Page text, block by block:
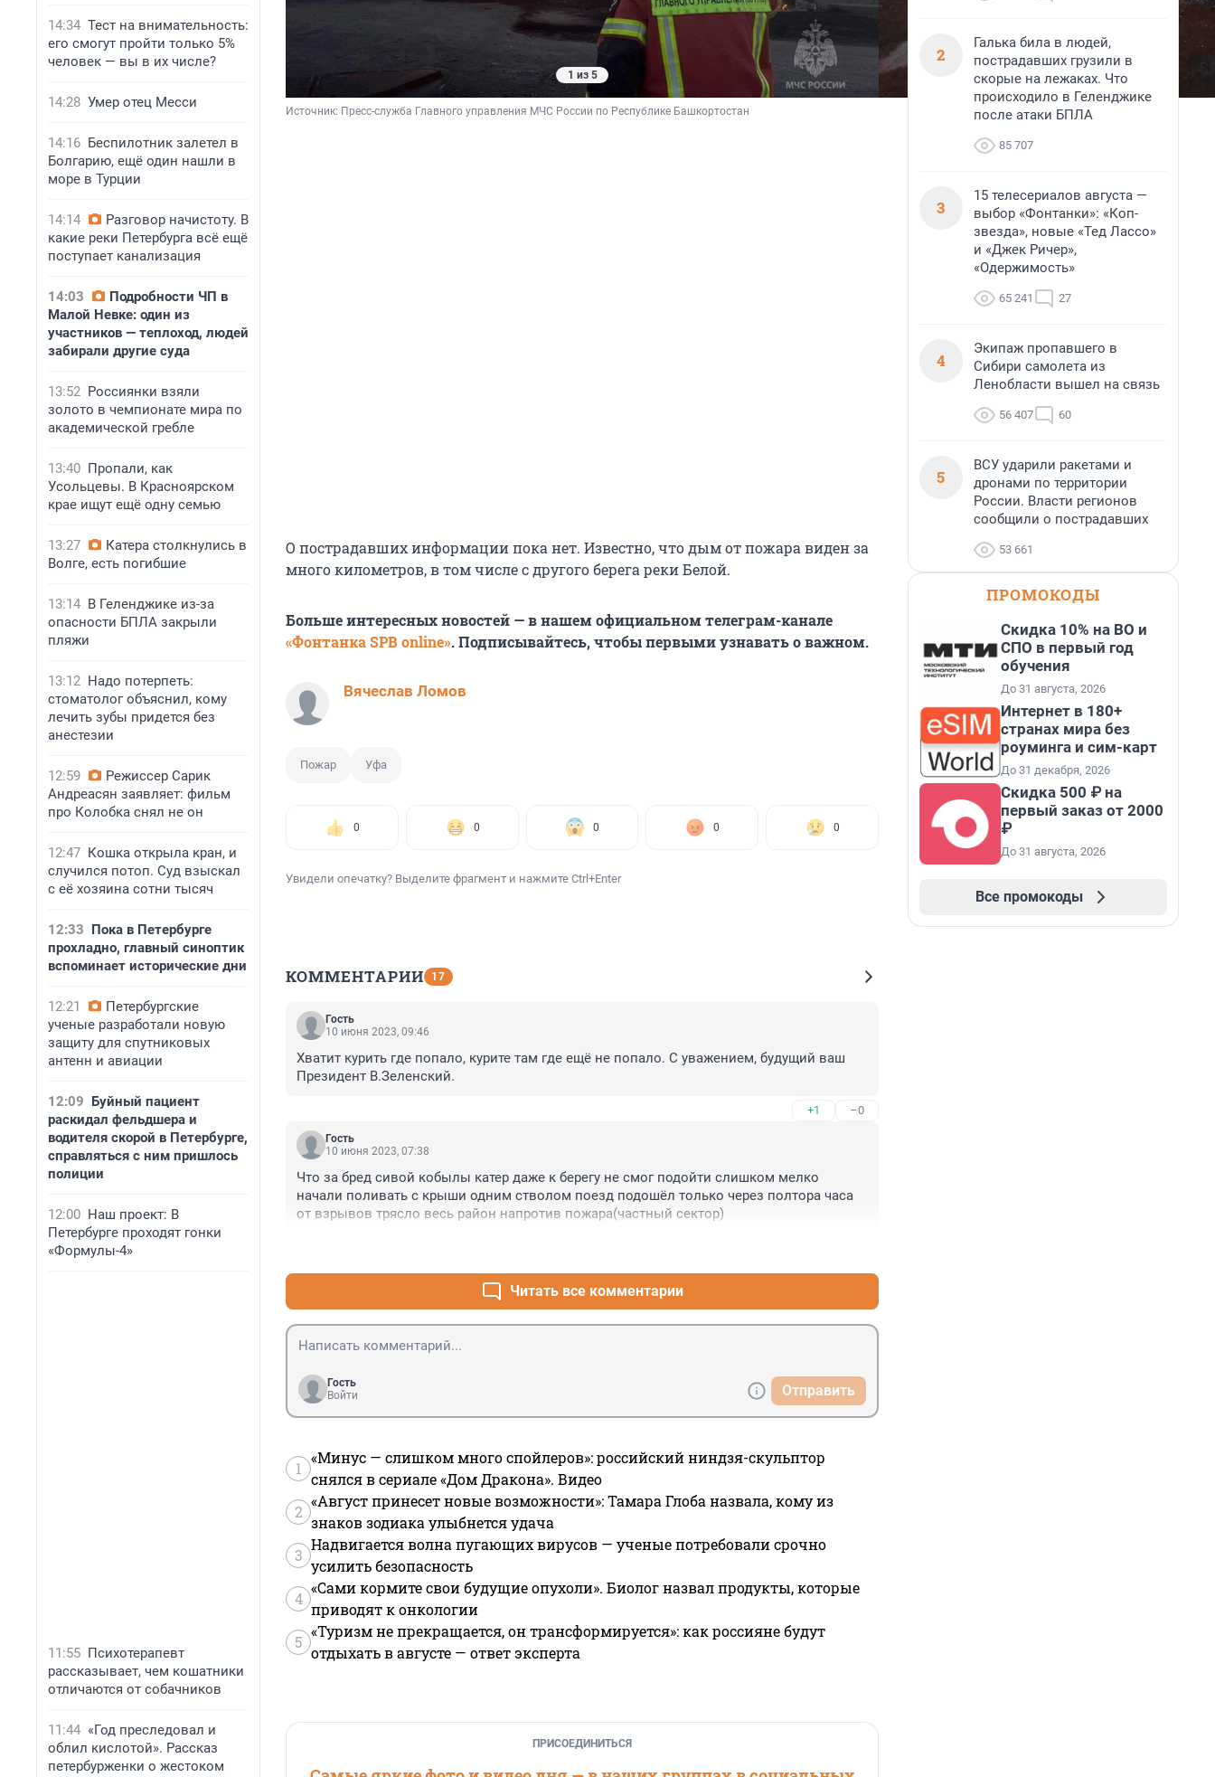
14:34 Тест на внимательность:
его смогут пройти только 5%
человек — вы в их числе?
14:28 Умер отец Месси
14:16 Беспилотник залетел в
Болгарию, ещё один нашли в
море в Турции
14:14
Разговор начистоту. В
какие реки Петербурга всё ещё
поступает канализация
14:03
Подробности ЧП в
Малой Невке: один из
участников — теплоход, людей
забирали другие суда
13:52 Россиянки взяли
золото в чемпионате мира по
академической гребле
13:40 Пропали, как
Усольцевы. В Красноярском
крае ищут ещё одну семью
13:27
Катера столкнулись в
Волге, есть погибшие
13:14 В Геленджике из-за
опасности БПЛА закрыли
пляжи
13:12 Надо потерпеть:
стоматолог объяснил, кому
лечить зубы придется без
анестезии
12:59
Режиссер Сарик
Андреасян заявляет: фильм
про Колобка снял не он
12:47 Кошка открыла кран, и
случился потоп. Суд взыскал
с её хозяина сотни тысяч
12:33 Пока в Петербурге
прохладно, главный синоптик
вспоминает исторические дни
12:21
Петербургские
ученые разработали новую
защиту для спутниковых
антенн и авиации
12:09 Буйный пациент
раскидал фельдшера и
водителя скорой в Петербурге,
справляться с ним пришлось
полиции
12:00 Наш проект: В
Петербурге проходят гонки
«Формулы-4»
11:55 Психотерапевт
рассказывает, чем кошатники
отличаются от собачников
11:44 «Год преследовал и
облил кислотой». Рассказ
петербурженки о жестоком
1 из 5
Источник: Пресс-служба Главного управления МЧС России по Республике Башкортостан
О пострадавших информации пока нет. Известно, что дым от пожара виден за
много километров, в том числе с другого берега реки Белой.
Больше интересных новостей — в нашем официальном телеграм-канале
«Фонтанка SPB online». Подписывайтесь, чтобы первыми узнавать о важном.
Вячеслав Ломов
Пожар Уфа
0 0 0 0 0
Увидели опечатку? Выделите фрагмент и нажмите Ctrl+Enter
КОММЕНТАРИИ 17
Гость
10 июня 2023, 09:46
Хватит курить где попало, курите там где ещё не попало. С уважением, будущий ваш
Президент В.Зеленский.
+1 –0
Гость
10 июня 2023, 07:38
Что за бред сивой кобылы катер даже к берегу не смог подойти слишком мелко
начали поливать с крыши одним стволом поезд подошёл только через полтора часа
от взрывов трясло весь район напротив пожара(частный сектор)
Читать все комментарии
Гость
Войти
Отправить
1
«Минус — слишком много спойлеров»: российский ниндзя-скульптор
снялся в сериале «Дом Дракона». Видео
2
«Август принесет новые возможности»: Тамара Глоба назвала, кому из
знаков зодиака улыбнется удача
3
Надвигается волна пугающих вирусов — ученые потребовали срочно
усилить безопасность
4
«Сами кормите свои будущие опухоли». Биолог назвал продукты, которые
приводят к онкологии
5
«Туризм не прекращается, он трансформируется»: как россияне будут
отдыхать в августе — ответ эксперта
ПРИСОЕДИНИТЬСЯ
2
Галька била в людей,
пострадавших грузили в
скорые на лежаках. Что
происходило в Геленджике
после атаки БПЛА
85 707
3
15 телесериалов августа —
выбор «Фонтанки»: «Коп-
звезда», новые «Тед Лассо»
и «Джек Ричер»,
«Одержимость»
65 241 27
4
Экипаж пропавшего в
Сибири самолета из
Ленобласти вышел на связь
56 407 60
5
ВСУ ударили ракетами и
дронами по территории
России. Власти регионов
сообщили о пострадавших
53 661
ПРОМОКОДЫ
Скидка 10% на ВО и
СПО в первый год
обучения
До 31 августа, 2026
Интернет в 180+
странах мира без
роуминга и сим-карт
До 31 декабря, 2026
Скидка 500 ₽ на
первый заказ от 2000
₽
До 31 августа, 2026
Все промокоды